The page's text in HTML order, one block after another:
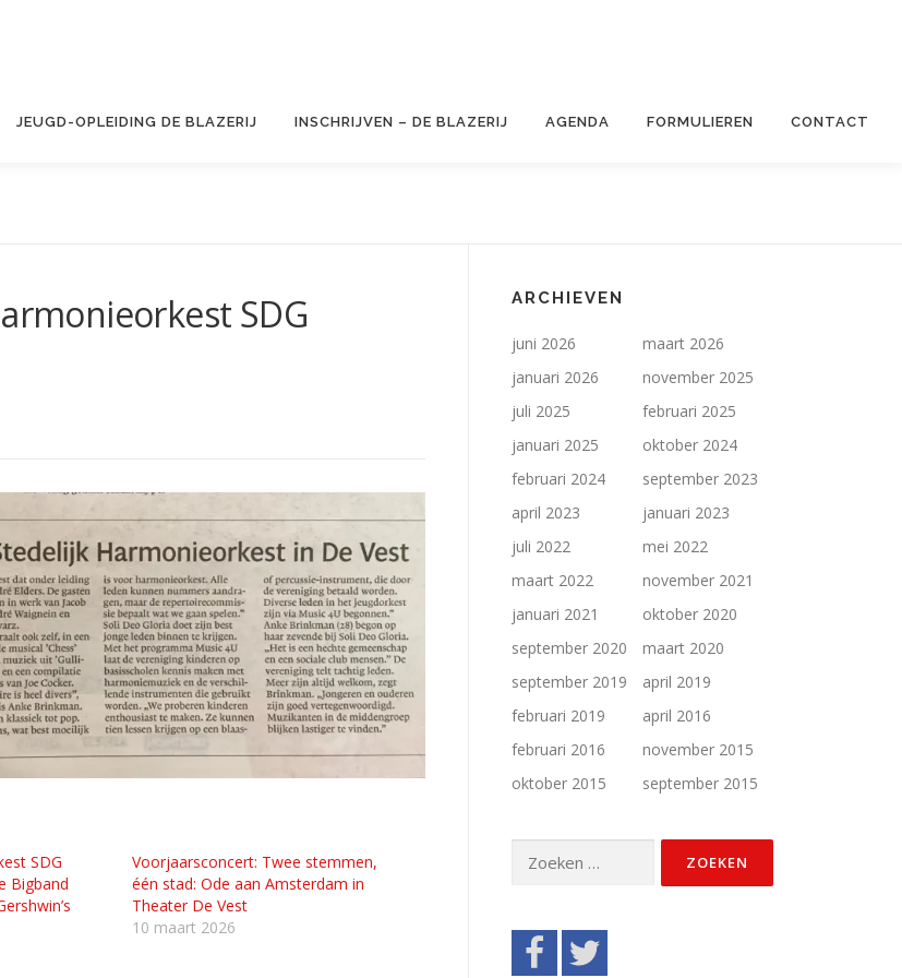
JEUGD-OPLEIDING DE BLAZERIJ INSCHRIJVEN – DE BLAZERIJ AGENDA FORMULIEREN CONTACT
SDG
SDG
Bigband
Voorjaarsconcert: Twee stemmen,
één stad: Ode aan Amsterdam in
Theater De Vest
10 maart 2026
ARCHIEVEN
juni 2026
maart 2026
januari 2026
november 2025
juli 2025
februari 2025
januari 2025
oktober 2024
februari 2024
september 2023
april 2023
januari 2023
juli 2022
mei 2022
maart 2022
november 2021
januari 2021
oktober 2020
september 2020
maart 2020
september 2019
april 2019
februari 2019
april 2016
februari 2016
november 2015
oktober 2015
september 2015
naar: